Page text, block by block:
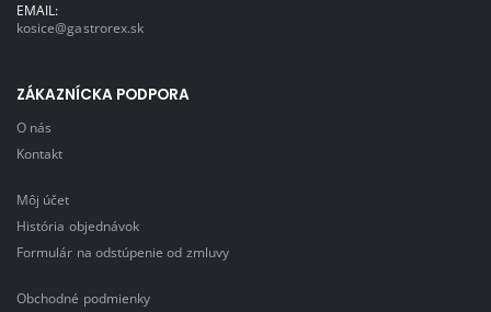
EMAIL:
kosice@gastrorex.sk
ZÁKAZNÍCKA PODPORA
O nás
Kontakt
Môj účet
História objednávok
Formulár na odstúpenie od zmluvy
Obchodné podmienky